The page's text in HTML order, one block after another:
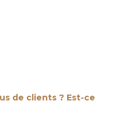
de clients ? Est-ce